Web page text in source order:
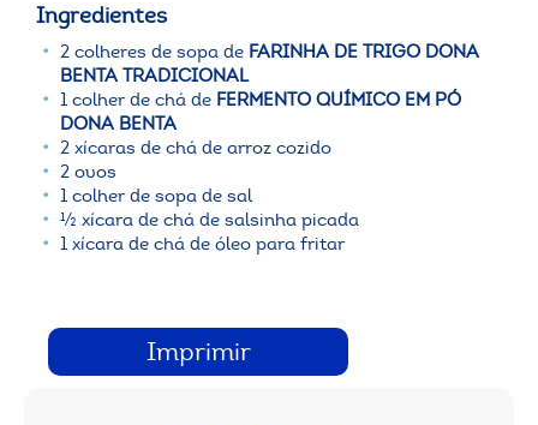
Ingredientes
2 colheres de sopa de FARINHA DE TRIGO DONA
BENTA TRADICIONAL
1 colher de chá de FERMENTO QUÍMICO EM PÓ
DONA BENTA
2 xícaras de chá de arroz cozido
2 ovos
1 colher de sopa de sal
½ xícara de chá de salsinha picada
1 xícara de chá de óleo para fritar
Imprimir